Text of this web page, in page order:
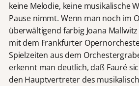
keine Melodie, keine musikalische
Pause nimmt. Wenn man noch im
überwältigend farbig Joana
mit dem Frankfurter
Spielzeiten aus dem
erkennt man deutlich, daß Fauré
den Hauptvertreter des